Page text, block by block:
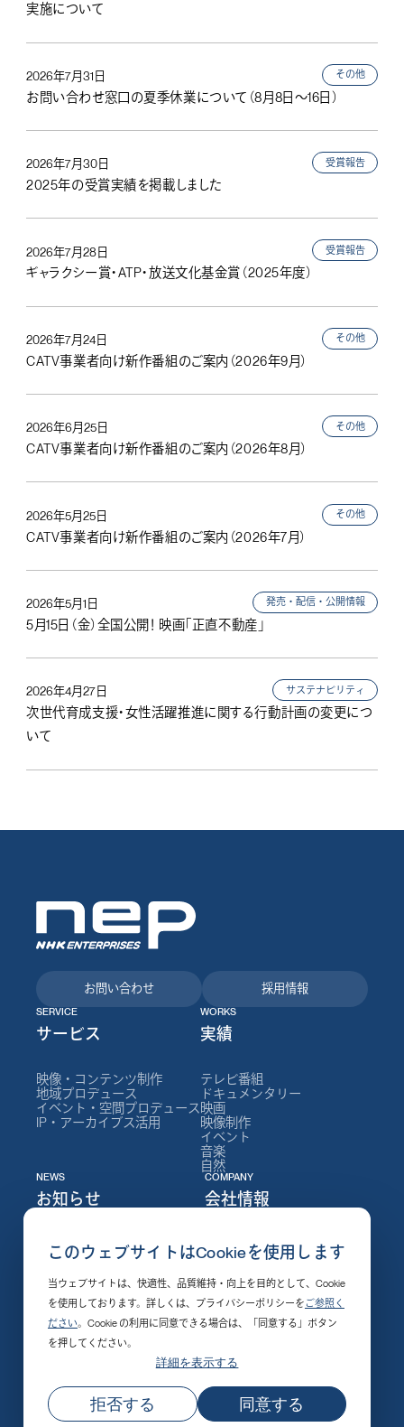
このウェブサイトはCookieを使用します
当ウェブサイトは、快適性、品質維持・向上を目的として、Cookie
を使用しております。詳しくは、プライバシーポリシーを ご参照く
ださい。Cookie の利用に同意できる場合は、「同意する」ボタン
を押してください。
詳細を表示する
同意する
拒否する
実施について
2026年7月31日 その他
お問い合わせ窓口の夏季休業について（8月8日～16日）
2026年7月30日 受賞報告
2025年の受賞実績を掲載しました
2026年7月28日 受賞報告
ギャラクシー賞・ATP・放送文化基金賞（2025年度）
2026年7月24日 その他
CATV事業者向け新作番組のご案内（2026年9月）
2026年6月25日 その他
CATV事業者向け新作番組のご案内（2026年8月）
2026年5月25日 その他
CATV事業者向け新作番組のご案内（2026年7月）
2026年5月1日 発売・配信・公開情報
5月15日（金）全国公開！ 映画「正直不動産」
2026年4月27日 サステナビリティ
次世代育成支援・女性活躍推進に関する行動計画の変更につ
いて
お問い合わせ 採用情報
SERVICE
サービス
映像・コンテンツ制作
地域プロデュース
イベント・空間プロデュース
IP・アーカイブス活用
WORKS
実績
テレビ番組
ドキュメンタリー
映画
映像制作
イベント
音楽
自然
NEWS
お知らせ
ニュース
イベント
制作実績
採用情報
発売・配信開始
その他
COMPANY
会社情報
NEPについて
会社情報
役員
組織図
沿革
支社・施設
社会的責任
公式SNSアカウント
プライバシーポリシー
サイト利用上のご注意
© NHKエンタープライズ 無断転載を禁じます